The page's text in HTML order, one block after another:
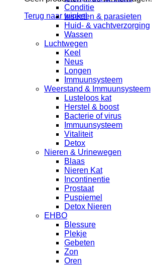
Terug naar winkel
Conditie
Insecten & parasieten
Huid- & vachtverzorging
Wassen
Luchtwegen
Keel
Neus
Longen
Immuunsysteem
Weerstand & Immuunsysteem
Lusteloos kat
Herstel & boost
Bacterie of virus
Immuunsysteem
Vitaliteit
Detox
Nieren & Urinewegen
Blaas
Nieren Kat
Incontinentie
Prostaat
Puspiemel
Detox Nieren
EHBO
Blessure
Plekje
Gebeten
Zon
Oren